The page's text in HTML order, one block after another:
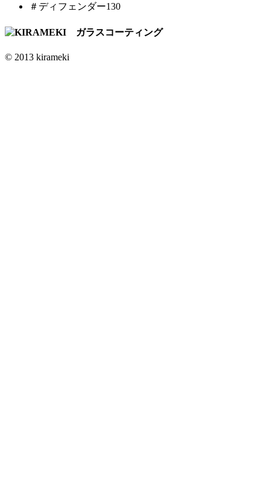
＃ディフェンダー130
© 2013 kirameki